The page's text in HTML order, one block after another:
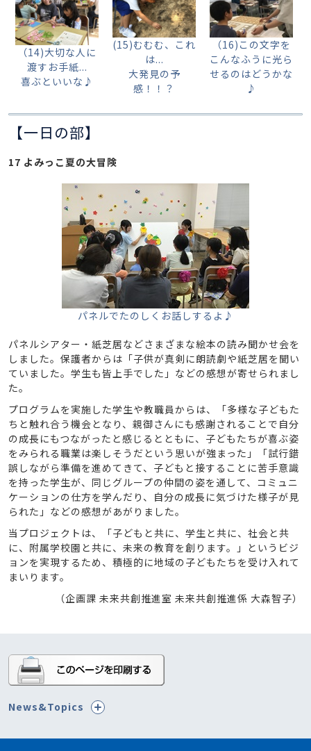
（14)大切な人に
渡すお手紙...
喜ぶといいな♪
(15)むむむ、これ
は...
大発見の予
感！！？
（16)この文字を
こんなふうに光ら
せるのはどうかな
♪
【一日の部】
17 よみっこ夏の大冒険
パネルでたのしくお話しするよ♪
パネルシアター・紙芝居などさまざまな絵本の読み聞かせ会を
しました。保護者からは「子供が真剣に朗読劇や紙芝居を聞い
ていました。学生も皆上手でした」などの感想が寄せられまし
た。
プログラムを実施した学生や教職員からは、「多様な子どもた
ちと触れ合う機会となり、親御さんにも感謝されることで自分
の成長にもつながったと感じるとともに、子どもたちが喜ぶ姿
をみられる職業は楽しそうだという思いが強まった」「試行錯
誤しながら準備を進めてきて、子どもと接することに苦手意識
を持った学生が、同じグループの仲間の姿を通して、コミュニ
ケーションの仕方を学んだり、自分の成長に気づけた様子が見
られた」などの感想があがりました。
当プロジェクトは、「子どもと共に、学生と共に、社会と共
に、附属学校園と共に、未来の教育を創ります。」というビジ
ョンを実現するため、積極的に地域の子どもたちを受け入れて
まいります。
（企画課 未来共創推進室 未来共創推進係 大森智子）
News&Topics